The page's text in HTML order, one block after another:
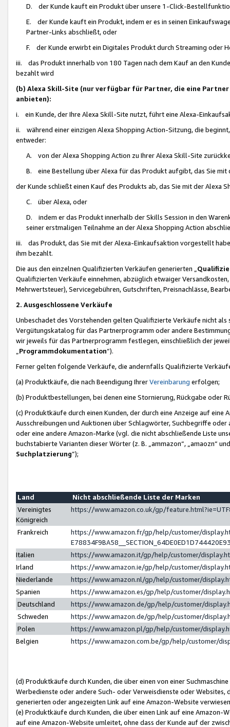
D. der Kunde kauft ein Produkt über unsere 1-Click-
E. der Kunde kauft ein Produkt, indem er es in seinen
Partner-Links abschließt, oder
F. der Kunde erwirbt ein Digitales Produkt durch Streaming oder
iii. das Produkt innerhalb von 180 Tagen nach dem Kauf an den
bezahlt wird
(b) Alexa Skill-Site (nur verfügbar für Partner, die eine
anbieten):
i. ein Kunde, der Ihre Alexa Skill-Site nutzt, führt eine Alexa-
ii. während einer einzigen Alexa Shopping Action-Sitzung, die
entweder:
A. von der Alexa Shopping Action zu Ihrer Alexa Skill-Site
B. eine Bestellung über Alexa für das Produkt aufgibt, das Sie mit
der Kunde schließt einen Kauf des Produkts ab, das Sie mit der Alexa
C. über Alexa, oder
D. indem er das Produkt innerhalb der Skills Session in den
seiner erstmaligen Teilnahme an der Alexa Shopping Action
iii. das Produkt, das Sie mit der Alexa-Einkaufsaktion vorgestellt
ihm bezahlt.
Die aus den einzelnen Qualifizierten Verkäufen generierten „
Qualifizierten Verkäufe einnehmen, abzüglich etwaiger
Mehrwertsteuer), Servicegebühren, Gutschriften, Preisnachlässe,
2. Ausgeschlossene Verkäufe
Unbeschadet des Vorstehenden gelten Qualifizierte Verkäufe nicht
Vergütungskatalog für das Partnerprogramm oder andere
wir jeweils für das Partnerprogramm festlegen, einschließlich der
Programmdokumentation“).
Ferner gelten folgende Verkäufe, die andernfalls Qualifizierte
(a) Produktkäufe, die nach Beendigung IhrerVereinbarung erfolgen;
(b) Produktbestellungen, bei denen eine Stornierung, Rückgabe oder
(c) Produktkäufe durch einen Kunden, der durch eine Anzeige auf
Ausschreibungen und Auktionen über Schlagwörter, Suchbegriffe
oder eine andere Amazon-Marke (vgl. die nicht abschließende Liste
buchstabierte Varianten dieser Wörter (z. B. „ammazon“, „amaozn“
Suchplatzierung”);
Land
Nicht abschließende Liste der Marken
Vereinigtes
Königreich
https://www.amazon.co.uk/gp/
Frankreich
https://www.amazon.fr/gp/help/customer/
Italien
https://www.amazon.it/gp/help/customer/
Irland
https://www.amazon.ie/gp/help/customer/
Niederlande
https://www.amazon.nl/gp/help/customer/
Spanien
https://www.amazon.es/gp/help/customer/
Deutschland
https://www.amazon.de/gp/help/customer/
Schweden
https://www.amazon.de/gp/help/customer/
Polen
https://www.amazon.pl/gp/help/customer/
Belgien
https://www.amazon.com.be/gp/help/customer/
(d) Produktkäufe durch Kunden, die über einen von einer
Werbedienste oder andere Such- oder Verweisdienste oder Websites,
generierten oder angezeigten Link auf eine Amazon-Website
(e) Produktkäufe durch Kunden, die über einen Link auf eine
auf eine Amazon-Website umleitet, ohne dass der Kunde auf der